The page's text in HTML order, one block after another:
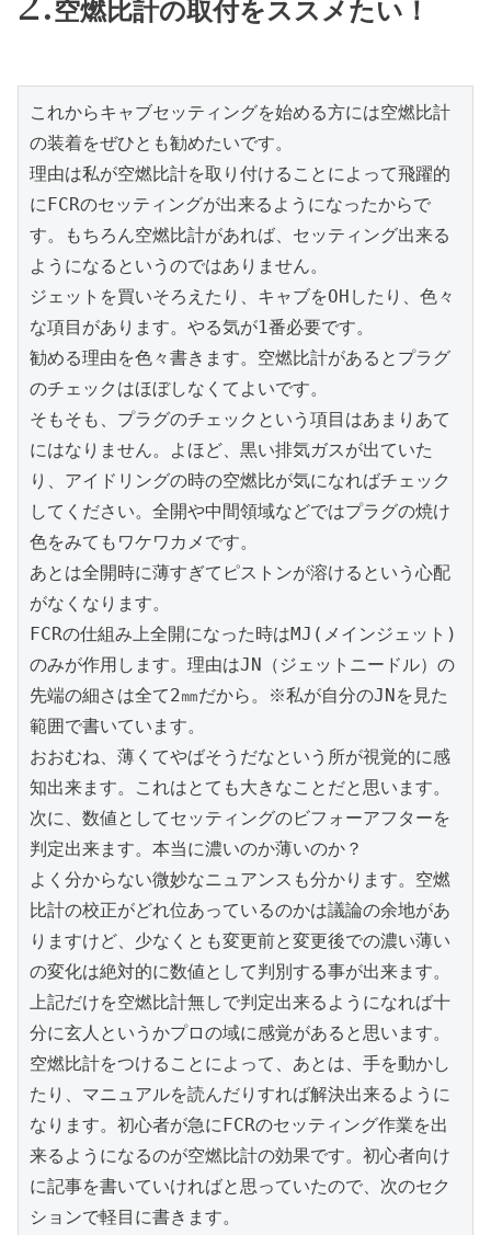
空燃比計の取付をススメたい！
これからキャブセッティングを始める方には空燃比計
の装着をぜひとも勧めたいです。
理由は私が空燃比計を取り付けることによって飛躍的
にFCRのセッティングが出来るようになったからで
す。もちろん空燃比計があれば、セッティング出来る
ようになるというのではありません。
ジェットを買いそろえたり、キャブをOHしたり、色々
な項目があります。やる気が1番必要です。
勧める理由を色々書きます。空燃比計があるとプラグ
のチェックはほぼしなくてよいです。
そもそも、プラグのチェックという項目はあまりあて
にはなりません。よほど、黒い排気ガスが出ていた
り、アイドリングの時の空燃比が気になればチェック
してください。全開や中間領域などではプラグの焼け
色をみてもワケワカメです。
あとは全開時に薄すぎてピストンが溶けるという心配
がなくなります。
FCRの仕組み上全開になった時はMJ(メインジェット)
のみが作用します。理由はJN（ジェットニードル）の
先端の細さは全て2㎜だから。※私が自分のJNを見た
範囲で書いています。
おおむね、薄くてやばそうだなという所が視覚的に感
知出来ます。これはとても大きなことだと思います。
次に、数値としてセッティングのビフォーアフターを
判定出来ます。本当に濃いのか薄いのか？
よく分からない微妙なニュアンスも分かります。空燃
比計の校正がどれ位あっているのかは議論の余地があ
りますけど、少なくとも変更前と変更後での濃い薄い
の変化は絶対的に数値として判別する事が出来ます。
上記だけを空燃比計無しで判定出来るようになれば十
分に玄人というかプロの域に感覚があると思います。
空燃比計をつけることによって、あとは、手を動かし
たり、マニュアルを読んだりすれば解決出来るように
なります。初心者が急にFCRのセッティング作業を出
来るようになるのが空燃比計の効果です。初心者向け
に記事を書いていければと思っていたので、次のセク